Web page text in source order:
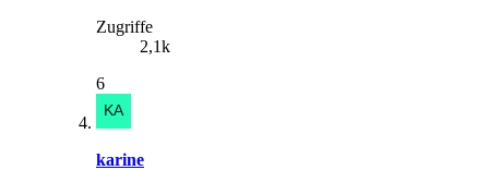
Zugriffe
2,1k
6
karine